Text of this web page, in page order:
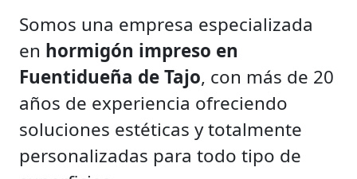
Somos una empresa especializada
en hormigón impreso en
Fuentidueña de Tajo, con más de 20
años de experiencia ofreciendo
soluciones estéticas y totalmente
personalizadas para todo tipo de